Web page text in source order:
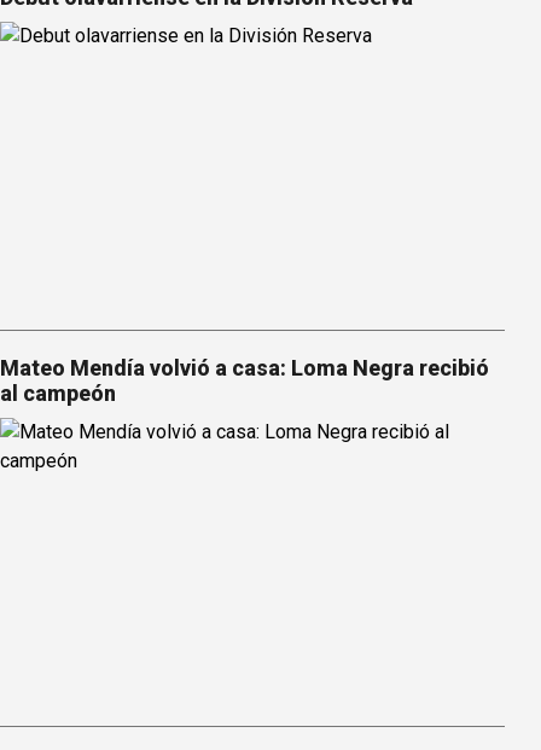
Mateo Mendía volvió a casa: Loma Negra recibió
al campeón